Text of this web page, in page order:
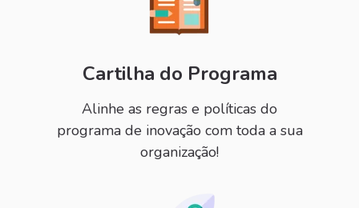
Cartilha do Programa
Alinhe as regras e políticas do
programa de inovação com toda a sua
organização!